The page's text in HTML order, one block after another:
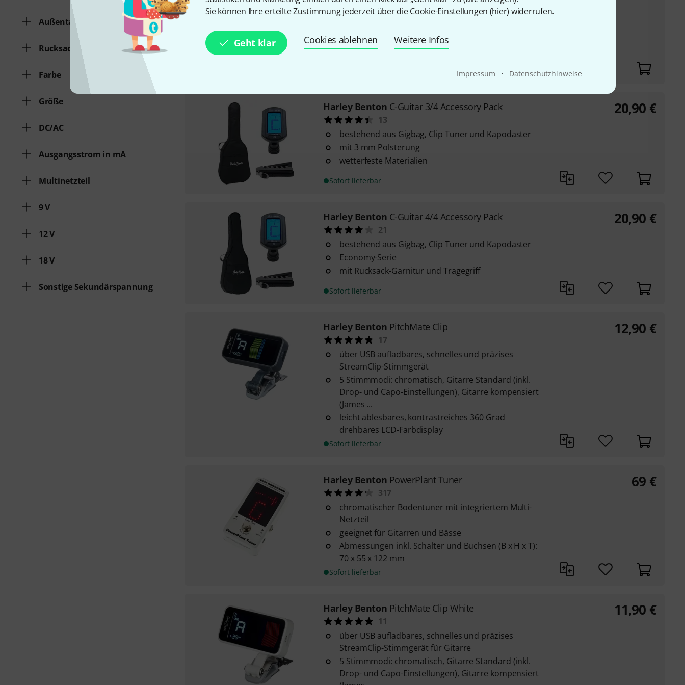
Sie können Ihre erteilte Zustimmung jederzeit über die Cookie-Einstellungen (hier) widerrufen.
Geht klar Cookies ablehnen Weitere Infos
Impressum · Datenschutzhinweise
Außentasche
Rucksackgarnitur
Farbe
Größe
DC/AC
Ausgangsstrom in mA
Multinetzteil
9 V
12 V
18 V
Sonstige Sekundärspannung
36
bestehend aus Gigbag, Gitarrengurt, Clip Tuner und
Standard-Ausführung
Harley Benton C-Guitar 3/4 Accessory Pack
13
bestehend aus Gigbag, Clip Tuner und Kapodaster
mit 3 mm Polsterung
wetterfeste Materialien
Sofort lieferbar
20,90 €
Harley Benton C-Guitar 4/4 Accessory Pack
21
bestehend aus Gigbag, Clip Tuner und Kapodaster
Economy-Serie
mit Rucksack-Garnitur und Tragegriff
Sofort lieferbar
20,90 €
Harley Benton PitchMate Clip
17
über USB aufladbares, schnelles und präzises
StreamClip-Stimmgerät
5 Stimmmodi: chromatisch, Gitarre Standard (inkl.
Drop- und Capo-Einstellungen), Gitarre kompensiert
(James ...
leicht ablesbares, kontrastreiches 360 Grad
drehbares LCD-Farbdisplay
Sofort lieferbar
12,90 €
Harley Benton PowerPlant Tuner
317
chromatischer Bodentuner mit integriertem Multi-
Netzteil
geeignet für Gitarren und Bässe
Abmessungen inkl. Schalter und Buchsen (B x H x T):
70 x 55 x 122 mm
Sofort lieferbar
69 €
Harley Benton PitchMate Clip White
11
über USB aufladbares, schnelles und präzises
StreamClip-Stimmgerät für Gitarre
5 Stimmmodi: chromatisch, Gitarre Standard (inkl.
Drop- und Capo-Einstellungen), Gitarre kompensiert
11,90 €